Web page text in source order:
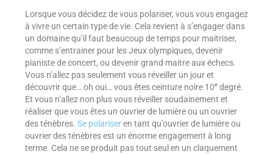
Lorsque vous décidez de vous polariser, vous vous engagez
à vivre un certain type de vie. Cela revient à s’engager dans
un domaine qu’il faut beaucoup de temps pour maitriser,
comme s’entrainer pour les Jeux olympiques, devenir
pianiste de concert, ou devenir grand maitre aux échecs.
Vous n’allez pas seulement vous réveiller un jour et
découvrir que… oh oui… vous êtes ceinture noire 10edegré.
Et vous n’allez non plus vous réveiller soudainement et
réaliser que vous êtes un ouvrier de lumière ou un ouvrier
des ténèbres. Se polariseren tant qu’ouvrier de lumière ou
ouvrier des ténèbres est un énorme engagement à long
terme. Cela ne se produit pas tout seul en un claquement